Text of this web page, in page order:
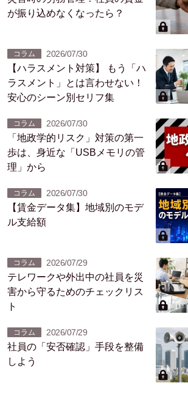
が振り込めなくなったら？
コラム 2026/07/30
【ハラスメント対策】 もう「ハ
ラスメント」とは言わせない！
安心のシーン別セリフ集
コラム 2026/07/30
「地政学的リスク」対策の第一
歩は、身近な「USBメモリの管
理」から
コラム 2026/07/30
【賃金データ集】地域別のモデ
ル支給額
コラム 2026/07/29
テレワークや外出中の社員を災
害から守るためのチェックリス
ト
コラム 2026/07/29
社員の「安否確認」手段を整備
しよう